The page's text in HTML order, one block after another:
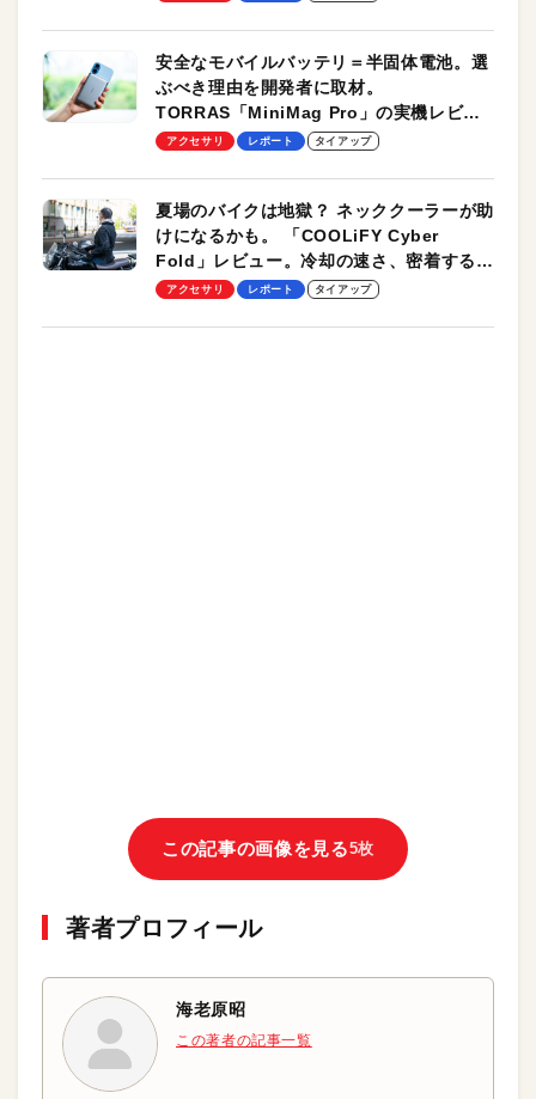
安全なモバイルバッテリ＝半固体電池。選
ぶべき理由を開発者に取材。
TORRAS「MiniMag Pro」の実機レビュ
ーも
アクセサリ レポート タイアップ
夏場のバイクは地獄？ ネッククーラーが助
けになるかも。 「COOLiFY Cyber
Fold」レビュー。冷却の速さ、密着する冷
却プレート、シンプルな操作性がグッド！
アクセサリ レポート タイアップ
この記事の画像を見る5枚
著者プロフィール
海老原昭
この著者の記事一覧